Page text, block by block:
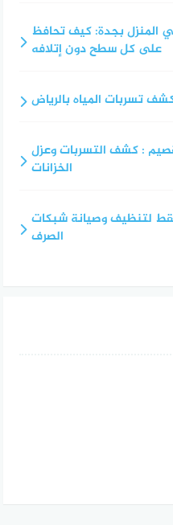
المنزل بجدة: كيف تحافظ
على كل سطح دون إتلافه
تسربات المياه بالرياض
: كشف التسربات وعزل
الخزانات
لتنظيف وصيانة شبكات
الصرف